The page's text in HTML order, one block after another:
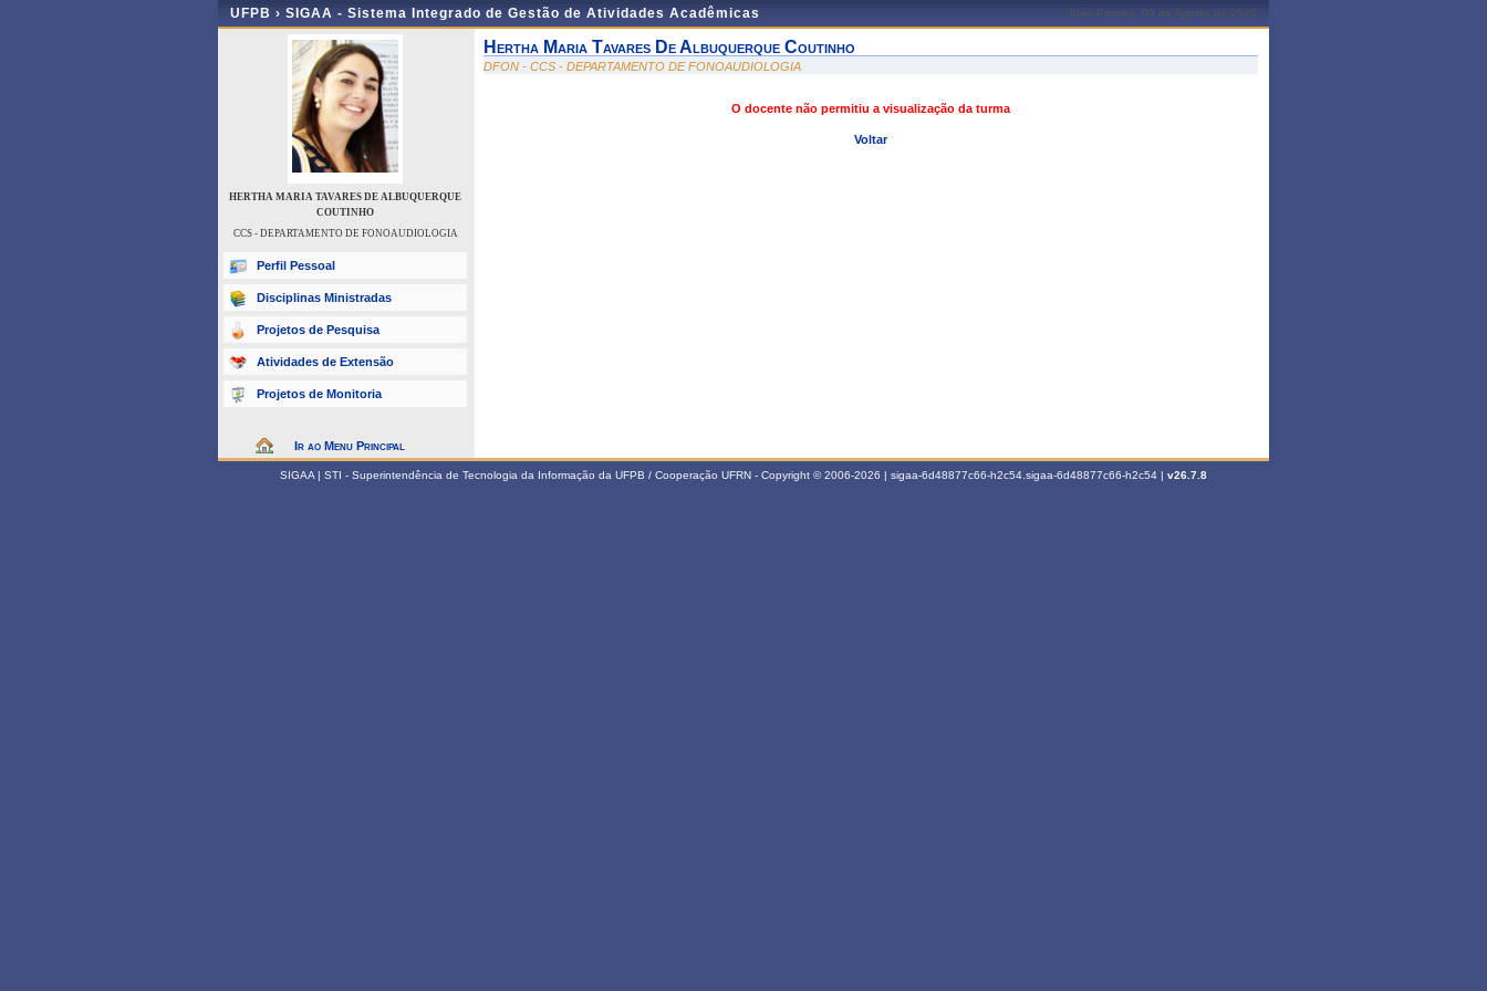
UFPB › SIGAA - Sistema Integrado de Gestão de Atividades Acadêmicas João Pessoa, 09 de Agosto de 2026
HERTHA MARIA TAVARES DE ALBUQUERQUE
COUTINHO
CCS - DEPARTAMENTO DE FONOAUDIOLOGIA
Perfil Pessoal
Disciplinas Ministradas
Projetos de Pesquisa
Atividades de Extensão
Projetos de Monitoria
Ir ao Menu Principal
Hertha Maria Tavares De Albuquerque Coutinho
DFON - CCS - DEPARTAMENTO DE FONOAUDIOLOGIA
O docente não permitiu a visualização da turma
Voltar
SIGAA | STI - Superintendência de Tecnologia da Informação da UFPB / Cooperação UFRN - Copyright © 2006-2026 | sigaa-6d48877c66-h2c54.sigaa-6d48877c66-h2c54 | v26.7.8